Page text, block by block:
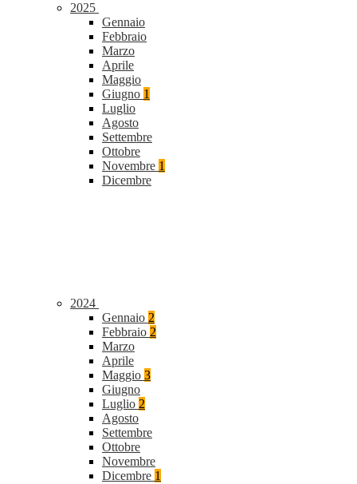
2025
Gennaio
Febbraio
Marzo
Aprile
Maggio
Giugno 1
Luglio
Agosto
Settembre
Ottobre
Novembre 1
Dicembre
2024
Gennaio 2
Febbraio 2
Marzo
Aprile
Maggio 3
Giugno
Luglio 2
Agosto
Settembre
Ottobre
Novembre
Dicembre 1